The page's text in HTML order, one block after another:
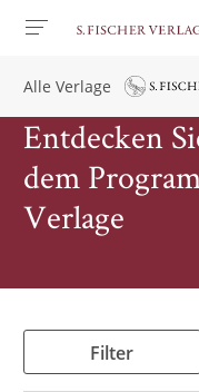
Alle Verlage
Entdecken
dem
Verlage
Filter